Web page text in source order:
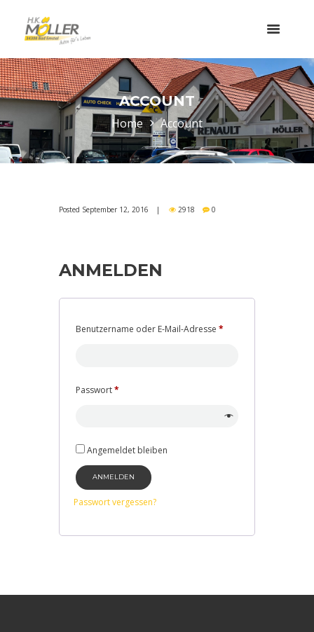
ACCOUNT
Home Account
Posted September 12, 2016 2918 0
ANMELDEN
Benutzername oder E-Mail-Adresse *Erforderlich
Passwort*Erforderlich
Angemeldet bleiben
ANMELDEN
Passwort vergessen?